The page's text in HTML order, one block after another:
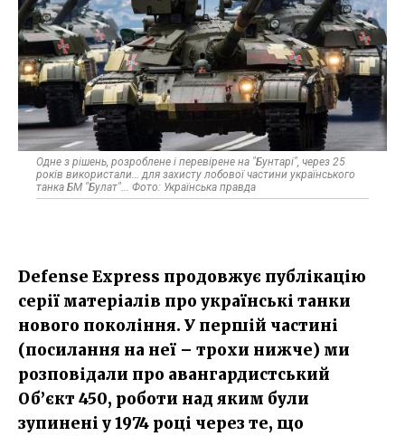
Одне з рішень, розроблене і перевірене на "Бунтарі", через 25
років використали… для захисту лобової частини українського
танка БМ "Булат"... Фото: Українська правда
Defense Express продовжує публікацію
серії матеріалів про українські танки
нового покоління. У першій частині
(посилання на неї – трохи нижче) ми
розповідали про авангардистський
Об’єкт 450, роботи над яким були
зупинені у 1974 році через те, що